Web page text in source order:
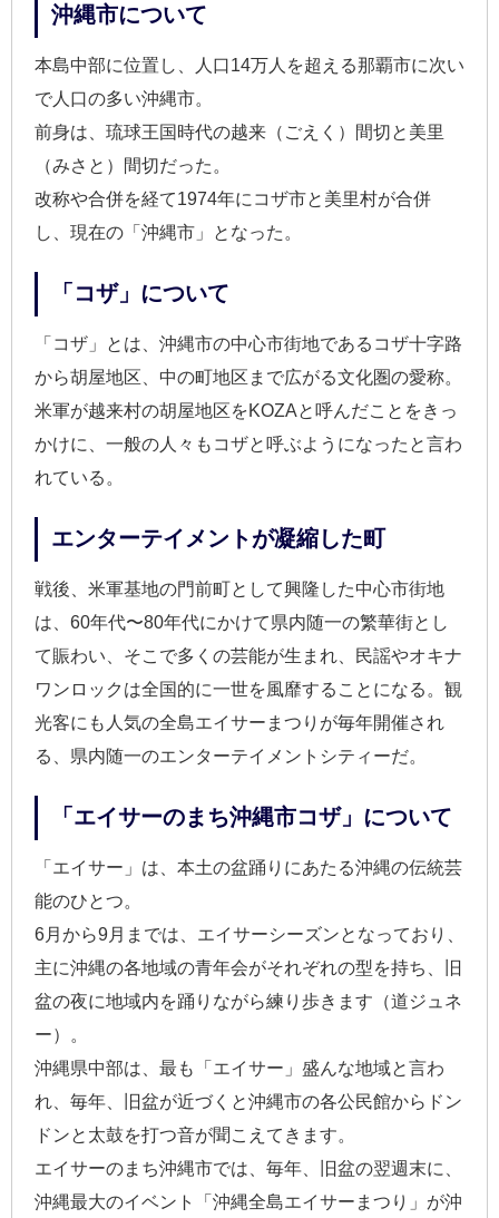
沖縄市について
本島中部に位置し、人口14万人を超える那覇市に次い
で人口の多い沖縄市。
前身は、琉球王国時代の越来（ごえく）間切と美里
（みさと）間切だった。
改称や合併を経て1974年にコザ市と美里村が合併
し、現在の「沖縄市」となった。
「コザ」について
「コザ」とは、沖縄市の中心市街地であるコザ十字路
から胡屋地区、中の町地区まで広がる文化圏の愛称。
米軍が越来村の胡屋地区をKOZAと呼んだことをきっ
かけに、一般の人々もコザと呼ぶようになったと言わ
れている。
エンターテイメントが凝縮した町
戦後、米軍基地の門前町として興隆した中心市街地
は、60年代〜80年代にかけて県内随一の繁華街とし
て賑わい、そこで多くの芸能が生まれ、民謡やオキナ
ワンロックは全国的に一世を風靡することになる。観
光客にも人気の全島エイサーまつりが毎年開催され
る、県内随一のエンターテイメントシティーだ。
「エイサーのまち沖縄市コザ」について
「エイサー」は、本土の盆踊りにあたる沖縄の伝統芸
能のひとつ。
6月から9月までは、エイサーシーズンとなっており、
主に沖縄の各地域の青年会がそれぞれの型を持ち、旧
盆の夜に地域内を踊りながら練り歩きます（道ジュネ
ー）。
沖縄県中部は、最も「エイサー」盛んな地域と言わ
れ、毎年、旧盆が近づくと沖縄市の各公民館からドン
ドンと太鼓を打つ音が聞こえてきます。
エイサーのまち沖縄市では、毎年、旧盆の翌週末に、
沖縄最大のイベント「沖縄全島エイサーまつり」が沖